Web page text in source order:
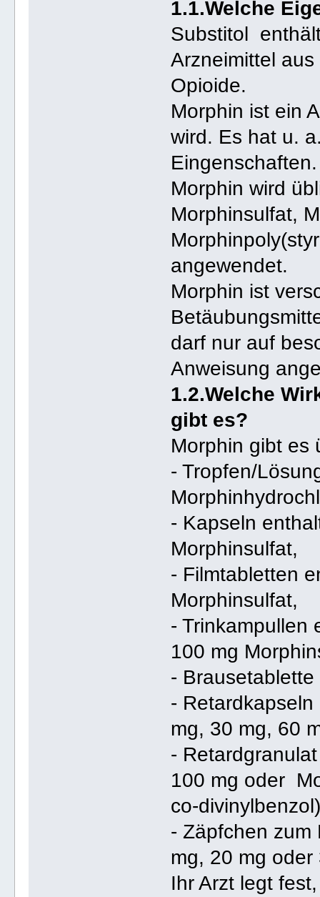
1.1.Welche
Substitol
Arzneimittel
Opioide.
Morphin ist ein
wird. Es hat u.
Eingenschaften.
Morphin wird
Morphinsulfat,
angewendet.
Morphin ist
darf nur auf
Anweisung
1.2.Welche
gibt es?
Morphin gibt es
- Tropfen/
- Kapseln
Morphinsulfat,
- Filmtabletten
Morphinsulfat,
- Trinkampullen
100 mg
-
-
mg, 30 mg, 60
-
100 mg oder
co-
- Zäpfchen zum
mg, 20 mg
Ihr Arzt legt